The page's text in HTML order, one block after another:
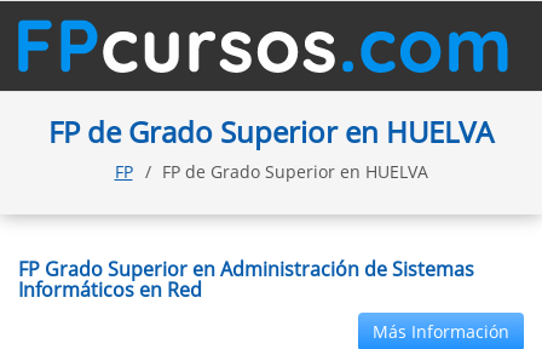
FP de Grado Superior en HUELVA
FP FP de Grado Superior en HUELVA
FP Grado Superior en Administración de Sistemas
Informáticos en Red
Más Información